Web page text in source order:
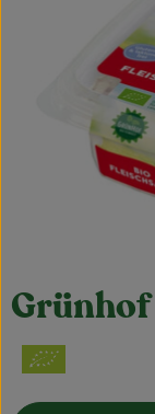
REGIONALES
Obst & Gemüse
Kühltheke
Bäckerei
Kosmetik
Haus, Garten &
Grünhof